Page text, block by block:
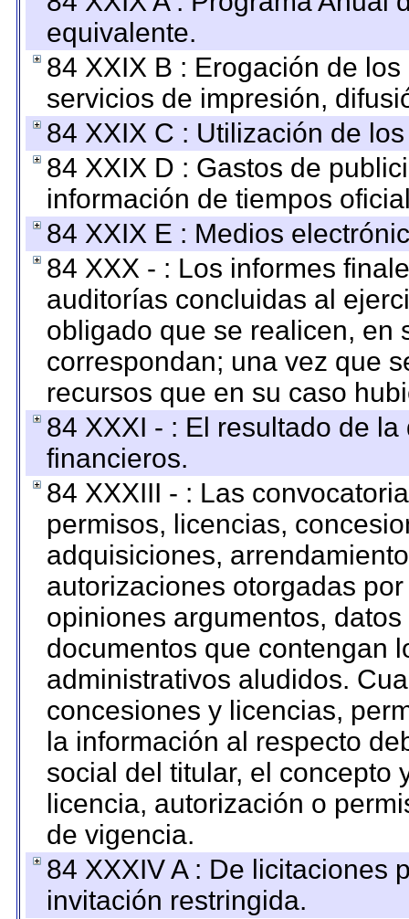
equivalente.
84 XXIX B : Erogación de
servicios de impresión,
84 XXIX C : Utilización de
84 XXIX D : Gastos de
información de tiempos
84 XXIX E : Medios
84 XXX - : Los informes
auditorías concluidas al
obligado que se realicen, en
correspondan; una vez que
recursos que en su caso
84 XXXI - : El resultado de
financieros.
84 XXXIII - : Las
permisos, licencias,
adquisiciones,
autorizaciones otorgadas
opiniones argumentos,
documentos que contengan
administrativos aludidos.
concesiones y licencias,
la información al respecto
social del titular, el concepto
licencia, autorización o
de vigencia.
84 XXXIV A : De licitaciones
invitación restringida.